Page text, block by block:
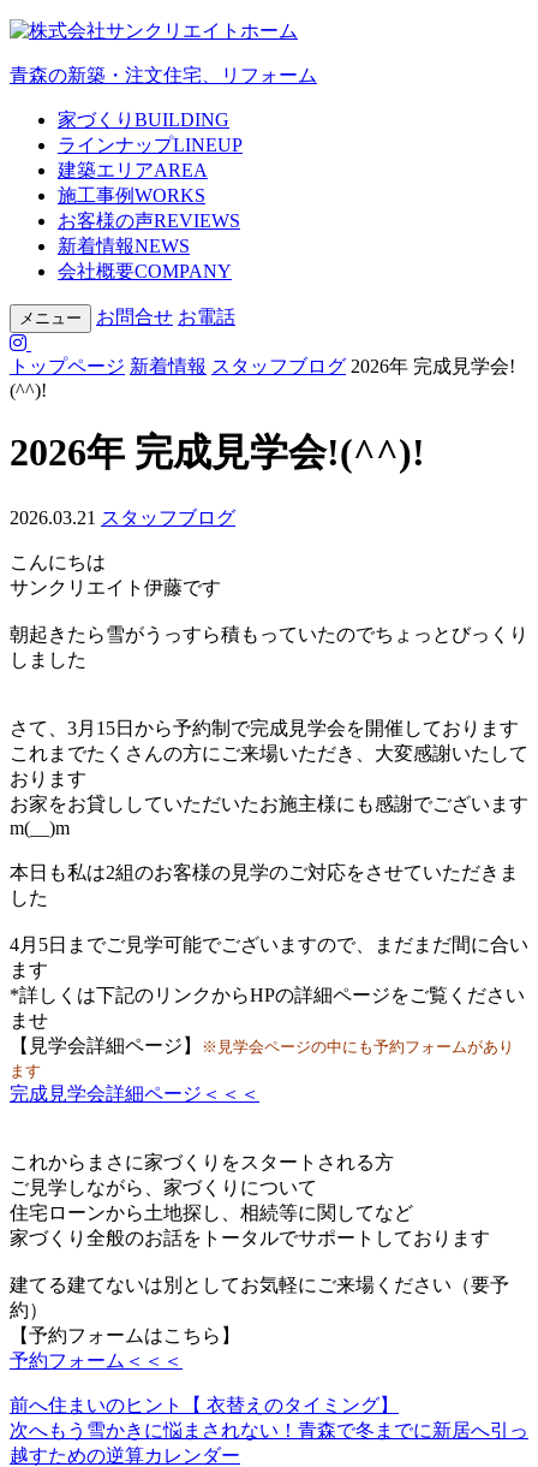
青森の新築・注文住宅、リフォーム
家づくり BUILDING
ラインナップLINEUP
建築エリアAREA
施工事例WORKS
お客様の声REVIEWS
新着情報NEWS
会社概要COMPANY
メニュー お問合せ お電話
トップページ 新着情報 スタッフブログ 2026年 完成見学会!
(^^)!
2026年 完成見学会!(^^)!
2026.03.21 スタッフブログ
こんにちは
サンクリエイト伊藤です
朝起きたら雪がうっすら積もっていたのでちょっとびっくり
しました
さて、3月15日から予約制で完成見学会を開催しております
これまでたくさんの方にご来場いただき、大変感謝いたして
おります
お家をお貸ししていただいたお施主様にも感謝でございます
m(__)m
本日も私は2組のお客様の見学のご対応をさせていただきま
した
4月5日までご見学可能でございますので、まだまだ間に合い
ます
*詳しくは下記のリンクからHPの詳細ページをご覧ください
ませ
【見学会詳細ページ】
※見学会ページの中にも予約フォームがあり
ます
完成見学会詳細ページ＜＜＜
これからまさに家づくりをスタートされる方
ご見学しながら、家づくりについて
住宅ローンから土地探し、相続等に関してなど
家づくり全般のお話をトータルでサポートしております
建てる建てないは別としてお気軽にご来場ください（要予
約）
【予約フォームはこちら】
予約フォーム＜＜＜
投
稿
前へ住まいのヒント【 衣替えのタイミング】
次へもう雪かきに悩まされない！青森で冬までに新居へ引っ
越すための逆算カレンダー